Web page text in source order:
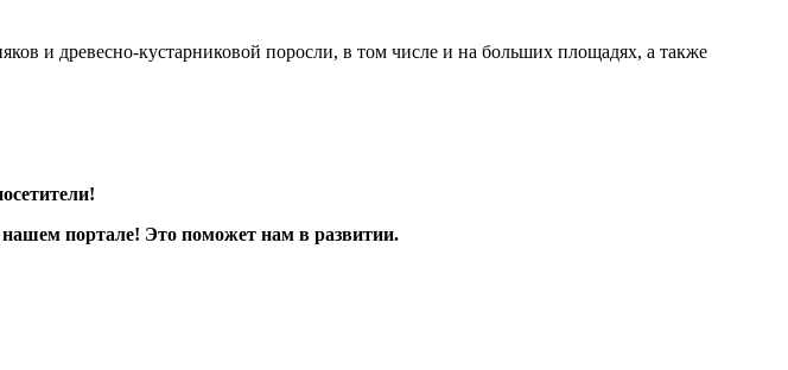
и древесно-кустарниковой поросли, в том числе и на больших площадях, а также
портале! Это поможет нам в развитии.